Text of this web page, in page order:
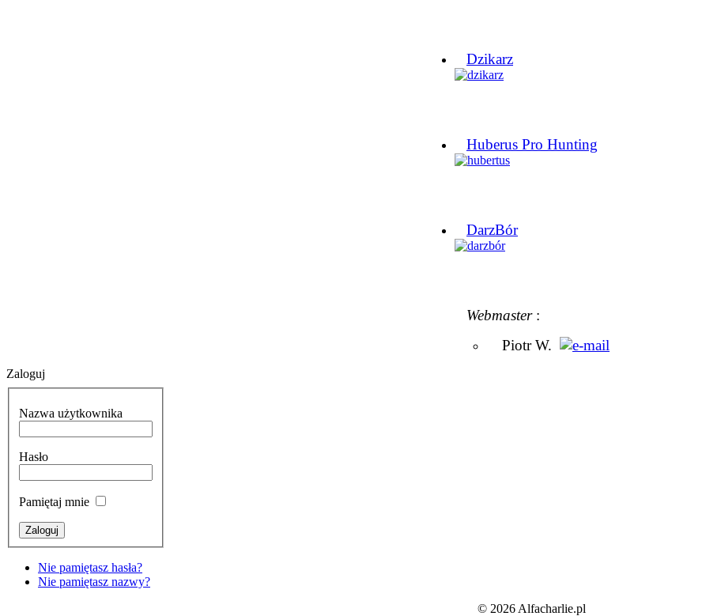
Dzikarz
Huberus Pro Hunting
DarzBór
Webmaster :
Piotr W.
Zaloguj
Nazwa użytkownika
Hasło
Pamiętaj mnie
Nie pamiętasz hasła?
Nie pamiętasz nazwy?
© 2026 Alfacharlie.pl